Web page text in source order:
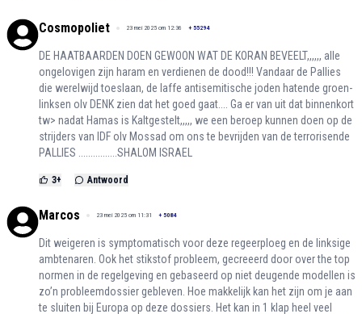
Cosmopoliet 23 mei 2025 om 12:36 + 55294
DE HAATBAARDEN DOEN GEWOON WAT DE KORAN BEVEELT,,,,,, alle
ongelovigen zijn haram en verdienen de dood!!! Vandaar de Pallies
die werelwijd toeslaan, de laffe antisemitische joden hatende groen-
linksen olv DENK zien dat het goed gaat.... Ga er van uit dat binnenkort
tw> nadat Hamas is Kaltgestelt,,,,, we een beroep kunnen doen op de
strijders van IDF olv Mossad om ons te bevrijden van de terrorisende
PALLIES ................SHALOM ISRAEL
3+ Antwoord
Marcos 23 mei 2025 om 11:31 + 5084
Dit weigeren is symptomatisch voor deze regeerploeg en de linksige
ambtenaren. Ook het stikstof probleem, gecreeerd door over the top
normen in de regelgeving en gebaseerd op niet deugende modellen is
zo’n probleemdossier gebleven. Hoe makkelijk kan het zijn om je aan
te sluiten bij Europa op deze dossiers. Het kan in 1 klap heel veel